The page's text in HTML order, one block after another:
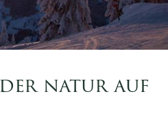
der natur auf